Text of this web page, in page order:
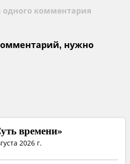
одного комментария
нужно
времени»
2026 г.